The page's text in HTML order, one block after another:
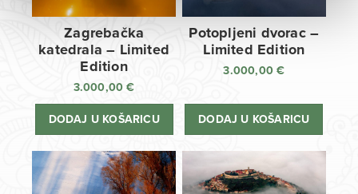
Zagrebačka
katedrala – Limited
Edition
3.000,00€
DODAJ U KOŠARICU
Potopljeni dvorac –
Limited Edition
3.000,00€
DODAJ U KOŠARICU